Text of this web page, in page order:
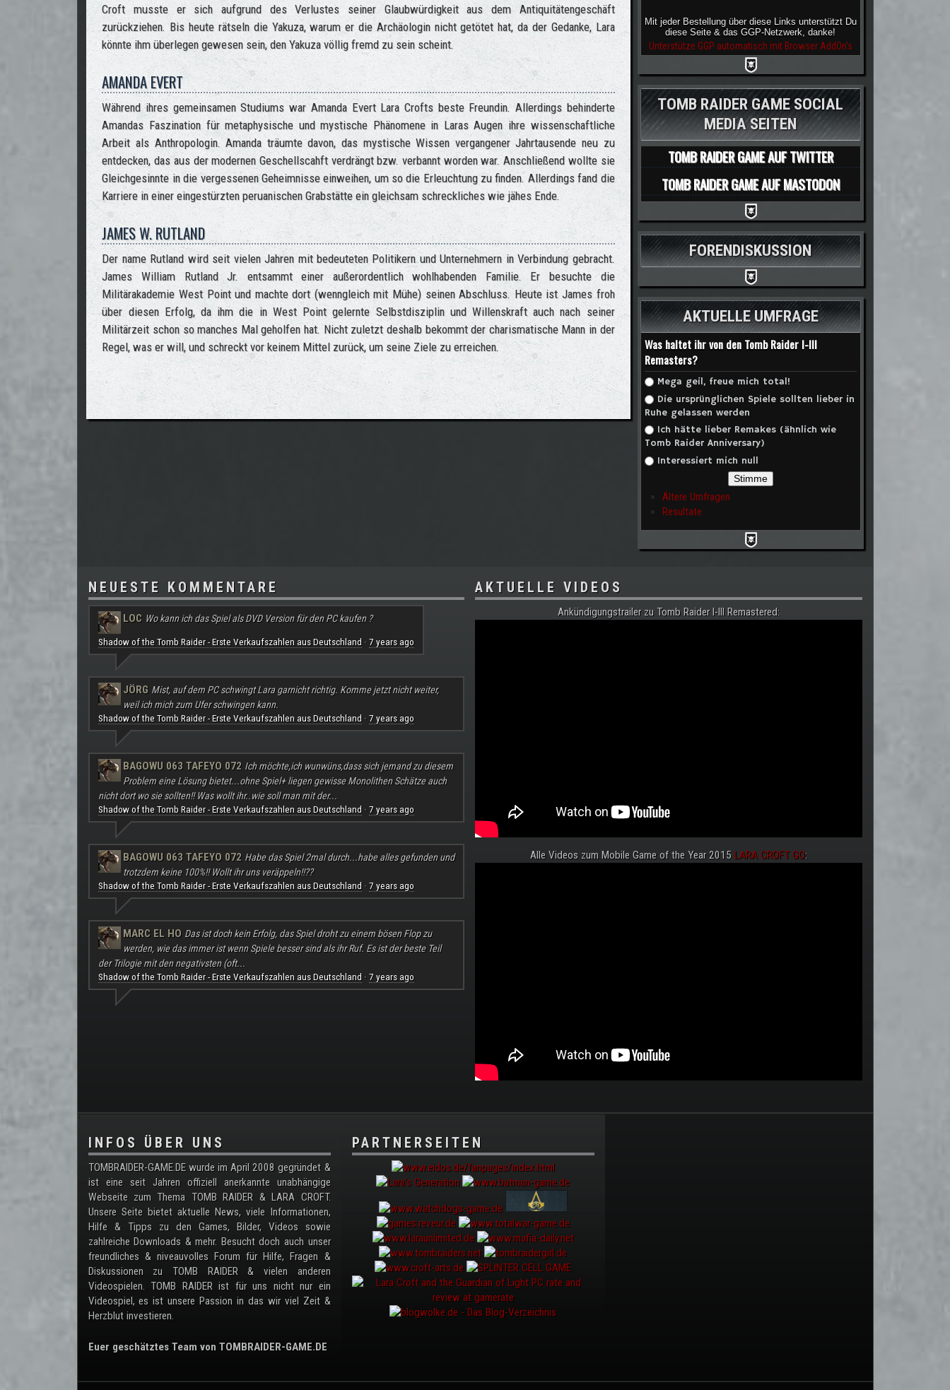
Croft musste er sich aufgrund des Verlustes seiner Glaubwürdigkeit aus dem Antiquitätengeschäft
zurückziehen. Bis heute rätseln die Yakuza, warum er die Archäologin nicht getötet hat, da der Gedanke, Lara
könnte ihm überlegen gewesen sein, den Yakuza völlig fremd zu sein scheint.
AMANDA EVERT
Während ihres gemeinsamen Studiums war Amanda Evert Lara Crofts beste Freundin. Allerdings behinderte
Amandas Faszination für metaphysische und mystische Phänomene in Laras Augen ihre wissenschaftliche
Arbeit als Anthropologin. Amanda träumte davon, das mystische Wissen vergangener Jahrtausende neu zu
entdecken, das aus der modernen Geschellscahft verdrängt bzw. verbannt worden war. Anschließend wollte sie
Gleichgesinnte in die vergessenen Geheimnisse einweihen, um so die Erleuchtung zu finden. Allerdings fand die
Karriere in einer eingestürzten peruanischen Grabstätte ein gleichsam schreckliches wie jähes Ende.
JAMES W. RUTLAND
Der name Rutland wird seit vielen Jahren mit bedeuteten Politikern und Unternehmern in Verbindung gebracht.
James William Rutland Jr. entsammt einer außerordentlich wohlhabenden Familie. Er besuchte die
Militärakademie West Point und machte dort (wenngleich mit Mühe) seinen Abschluss. Heute ist James froh
über diesen Erfolg, da ihm die in West Point gelernte Selbstdisziplin und Willenskraft auch nach seiner
Militärzeit schon so manches Mal geholfen hat. Nicht zuletzt deshalb bekommt der charismatische Mann in der
Regel, was er will, und schreckt vor keinem Mittel zurück, um seine Ziele zu erreichen.
Mit jeder Bestellung über diese Links unterstützt Du
diese Seite & das GGP-Netzwerk, danke!
Unterstütze GGP automatisch mit Browser AddOn's
TOMB RAIDER GAME SOCIAL
MEDIA SEITEN
TOMB RAIDER GAME AUF TWITTER
TOMB RAIDER GAME AUF MASTODON
FORENDISKUSSION
AKTUELLE UMFRAGE
Was haltet ihr von den Tomb Raider I-III
Remasters?
Auswahlmöglichkeiten
Mega geil, freue mich total!
Die ursprünglichen Spiele sollten lieber in
Ruhe gelassen werden
Ich hätte lieber Remakes (ähnlich wie
Tomb Raider Anniversary)
Interessiert mich null
Ältere Umfragen
Resultate
NEUESTE KOMMENTARE
LOC Wo kann ich das Spiel als DVD Version für den PC kaufen ?
Shadow of the Tomb Raider - Erste Verkaufszahlen aus Deutschland · 7 years ago
JÖRG Mist, auf dem PC schwingt Lara garnicht richtig. Komme jetzt nicht weiter,
weil ich mich zum Ufer schwingen kann.
Shadow of the Tomb Raider - Erste Verkaufszahlen aus Deutschland · 7 years ago
BAGOWU 063 TAFEYO 072 Ich möchte,ich wunwüns,dass sich jemand zu diesem
Problem eine Lösung bietet...ohne Spiel+ liegen gewisse Monolithen Schätze auch
nicht dort wo sie sollten!! Was wollt ihr..wie soll man mit der...
Shadow of the Tomb Raider - Erste Verkaufszahlen aus Deutschland · 7 years ago
BAGOWU 063 TAFEYO 072 Habe das Spiel 2mal durch...habe alles gefunden und
trotzdem keine 100%!! Wollt ihr uns veräppeln!!??
Shadow of the Tomb Raider - Erste Verkaufszahlen aus Deutschland · 7 years ago
MARC EL HO Das ist doch kein Erfolg, das Spiel droht zu einem bösen Flop zu
werden, wie das immer ist wenn Spiele besser sind als ihr Ruf. Es ist der beste Teil
der Trilogie mit den negativsten (oft...
Shadow of the Tomb Raider - Erste Verkaufszahlen aus Deutschland · 7 years ago
AKTUELLE VIDEOS
Ankündigungstrailer zu Tomb Raider I-III Remastered:
Alle Videos zum Mobile Game of the Year 2015 LARA CROFT GO:
.
INFOS ÜBER UNS
TOMBRAIDER-GAME.DE wurde im April 2008 gegründet &
ist eine seit Jahren offiziell anerkannte unabhängige
Webseite zum Thema TOMB RAIDER & LARA CROFT.
Unsere Seite bietet aktuelle News, viele Informationen,
Hilfe & Tipps zu den Games, Bilder, Videos sowie
zahlreiche Downloads & mehr. Besucht doch auch unser
freundliches & niveauvolles Forum für Hilfe, Fragen &
Diskussionen zu TOMB RAIDER & vielen anderen
Videospielen. TOMB RAIDER ist für uns nicht nur ein
Videospiel, es ist unsere Passion in das wir viel Zeit &
Herzblut investieren.
Euer geschätztes Team von TOMBRAIDER-GAME.DE
PARTNERSEITEN